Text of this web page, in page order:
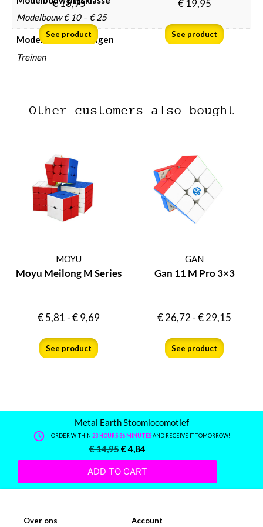
Modelbouw € 10 – € 25
Modelbouw voertuigen
Treinen
€18,95
See product
€19,95
See product
Other customers also bought
MOYU
Moyu Meilong M Series
€5,81-€9,69
See product
GAN
Gan 11 M Pro 3×3
€26,72-€29,15
See product
Metal Earth Stoomlocomotief
ORDER WITHIN 23 HOURS 36 MINUTESAND RECEIVE IT TOMORROW!
€14,95€4,84
ADD TO CART
Over ons Account